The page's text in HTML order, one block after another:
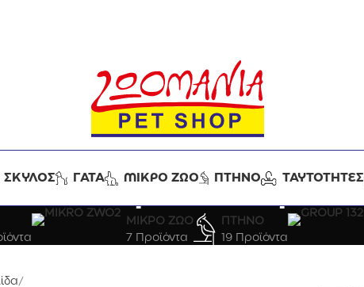
ΣΚΥΛΟΣ ΓΑΤΑ ΜΙΚΡΟ ΖΩΟ ΠΤΗΝΟ ΤΑΥΤΟΤΗΤΕΣ
1.1kg ΕΩΣ 5kg
ΜΙΚΡΟ ΖΩΟ
7 Προϊόντα
ΠΤΗΝΟ
19 Προϊόντα